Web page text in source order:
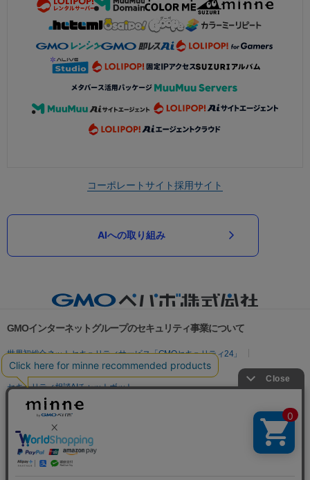
コーポレートサイト採用サイト
AIへの取り組み
GMOインターネットグループのセキュリティ事業について
世界初総合ネットセキュリティサービス「GMOセキュリティ24」
パスワード漏洩診断
Webサイトリスク診断
セキュリティ相談AIチャットボット
実在証明・盗聴対策
サイバー攻撃対策（GMO Flatt Security）
セキュリティ事業の軌跡